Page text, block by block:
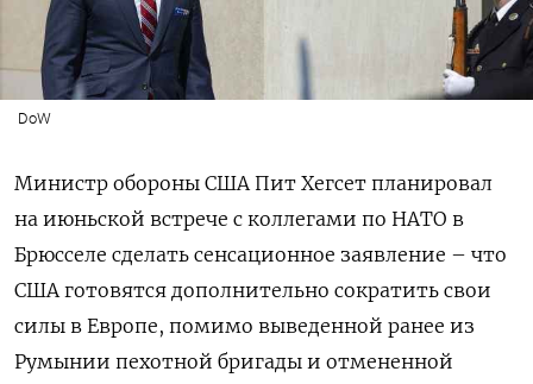
DoW
Министр обороны США Пит Хегсет планировал
на июньской встрече с коллегами по НАТО в
Брюсселе сделать сенсационное заявление – что
США готовятся дополнительно сократить свои
силы в Европе, помимо выведенной ранее из
Румынии пехотной бригады и отмененной